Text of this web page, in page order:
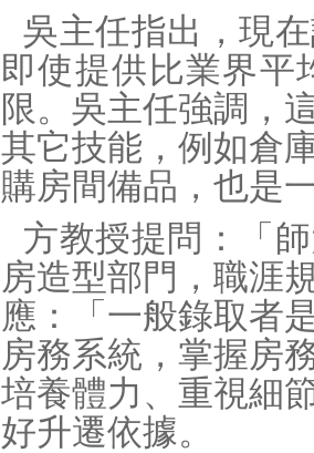
吳主任指出，現
即使提供比業界平
限。吳主任強調，
其它技能，例如倉
購房間備品，也是
方教授提問：「
房造型部門，職涯
應：「一般錄取者
房務系統，掌握房
培養體力、重視細
好升遷依據。